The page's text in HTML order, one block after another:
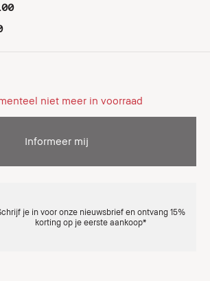
niet meer in voorraad
Informeer mij
je in voor onze nieuwsbrief en ontvang 15%
korting op je eerste aankoop*